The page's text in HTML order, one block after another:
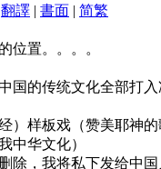
翻譯 | 書面 | 简繁
位置。。。。
国的传统文化全部打
）样板戏（赞美耶神的
中华文化）
除，我将私下发给中国